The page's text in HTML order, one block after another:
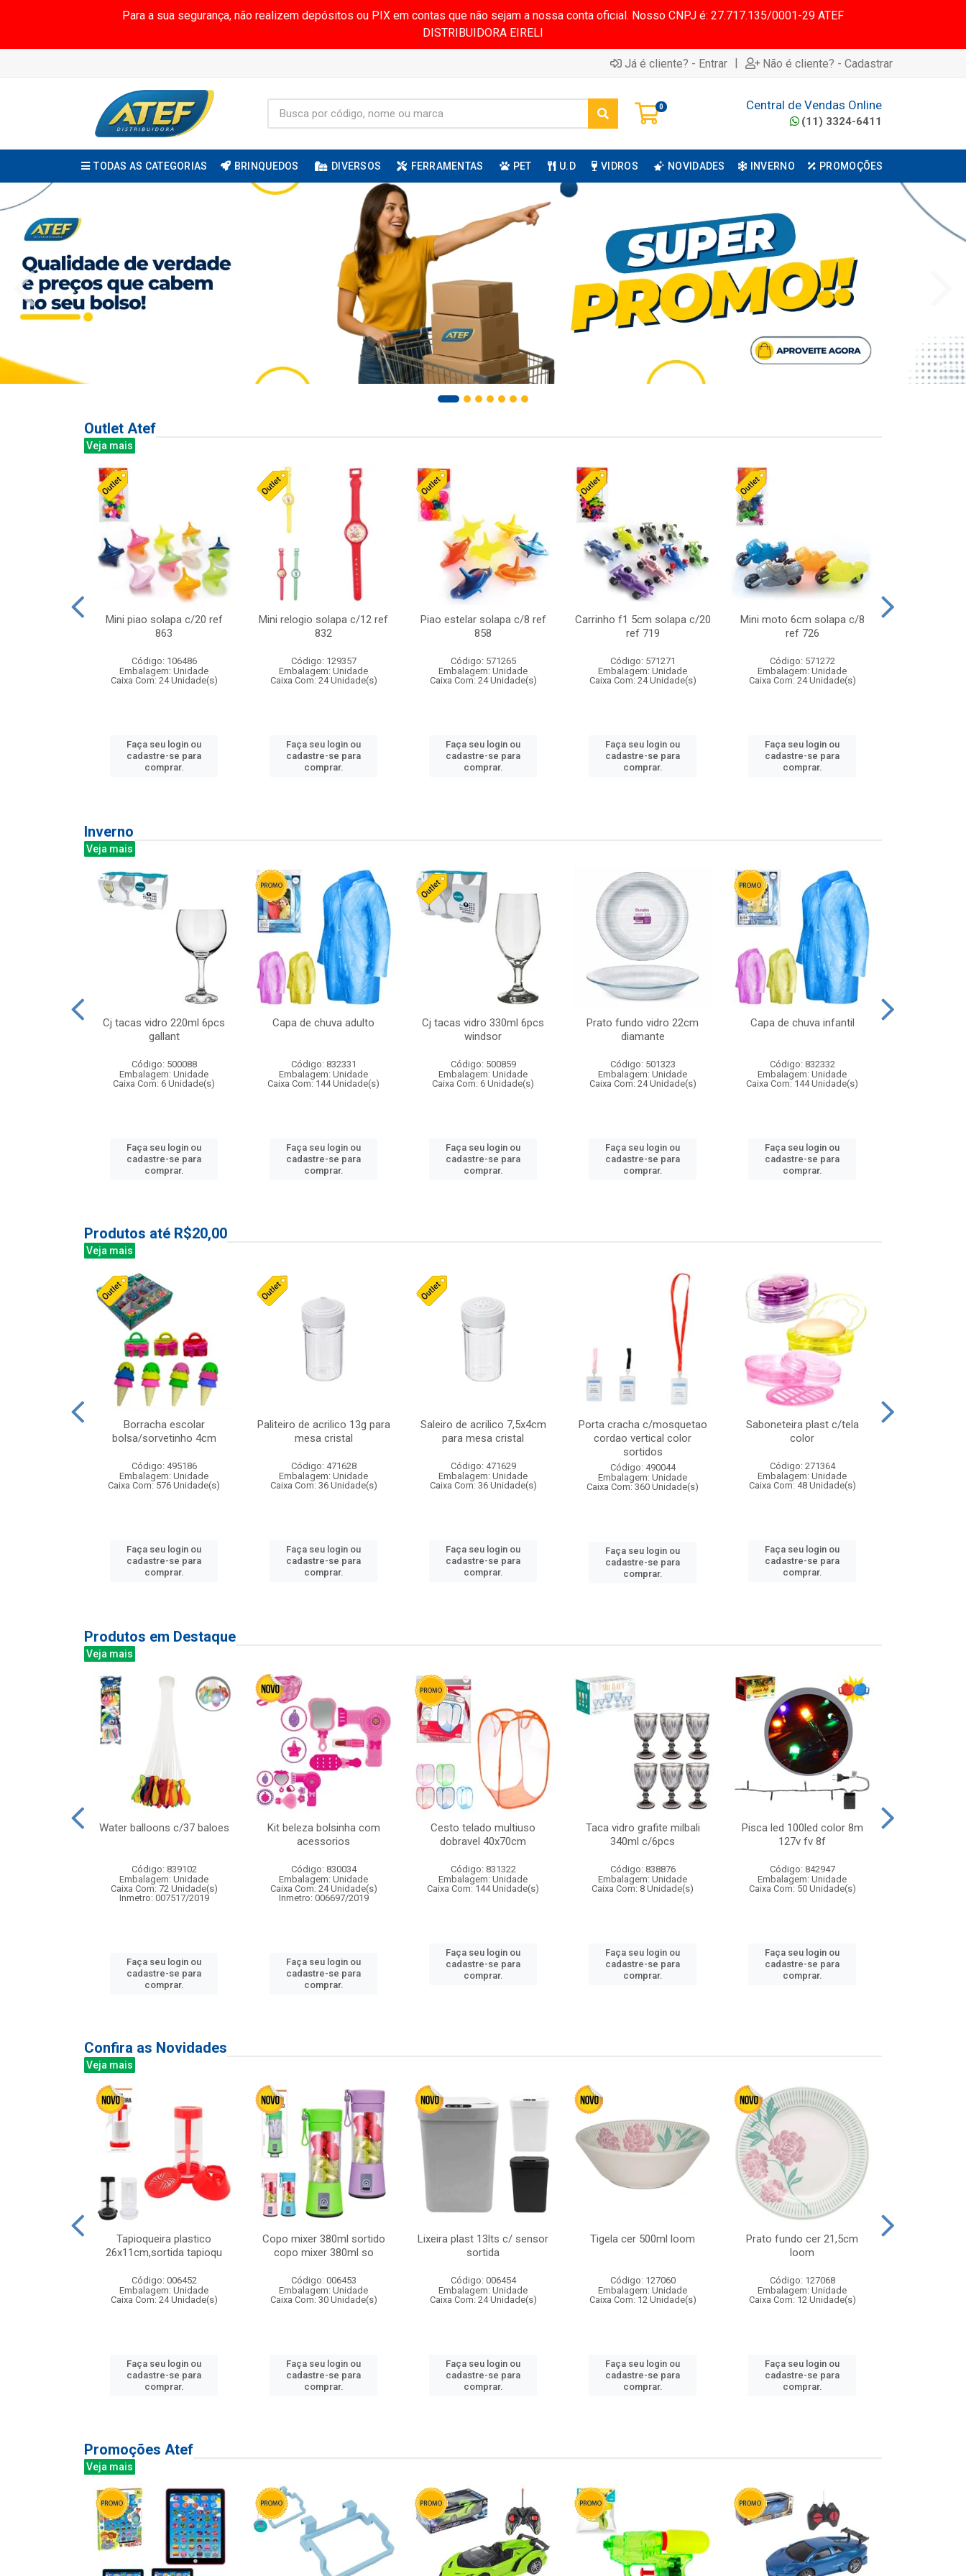
Para a sua segurança, não realizem depósitos ou PIX em contas que não sejam a nossa conta oficial. Nosso CNPJ é: 27.717.135/0001-29 ATEF
DISTRIBUIDORA EIRELI
Já é cliente? - Entrar | Não é cliente? - Cadastrar
0 Central de Vendas Online
(11) 3324-6411
TODAS AS CATEGORIAS BRINQUEDOS DIVERSOS FERRAMENTAS PET U.D VIDROS NOVIDADES INVERNO PROMOÇÕES
Outlet Atef
Veja mais
Mini piao solapa c/20 ref
863
Código: 106486
Embalagem: Unidade
Caixa Com: 24 Unidade(s)
Faça seu login ou
cadastre-se para
comprar.
Mini relogio solapa c/12 ref
832
Código: 129357
Embalagem: Unidade
Caixa Com: 24 Unidade(s)
Faça seu login ou
cadastre-se para
comprar.
Piao estelar solapa c/8 ref
858
Código: 571265
Embalagem: Unidade
Caixa Com: 24 Unidade(s)
Faça seu login ou
cadastre-se para
comprar.
Carrinho f1 5cm solapa c/20
ref 719
Código: 571271
Embalagem: Unidade
Caixa Com: 24 Unidade(s)
Faça seu login ou
cadastre-se para
comprar.
Mini moto 6cm solapa c/8
ref 726
Código: 571272
Embalagem: Unidade
Caixa Com: 24 Unidade(s)
Faça seu login ou
cadastre-se para
comprar.
Inverno
Veja mais
Cj tacas vidro 220ml 6pcs
gallant
Código: 500088
Embalagem: Unidade
Caixa Com: 6 Unidade(s)
Faça seu login ou
cadastre-se para
comprar.
Capa de chuva adulto
Código: 832331
Embalagem: Unidade
Caixa Com: 144 Unidade(s)
Faça seu login ou
cadastre-se para
comprar.
Cj tacas vidro 330ml 6pcs
windsor
Código: 500859
Embalagem: Unidade
Caixa Com: 6 Unidade(s)
Faça seu login ou
cadastre-se para
comprar.
Prato fundo vidro 22cm
diamante
Código: 501323
Embalagem: Unidade
Caixa Com: 24 Unidade(s)
Faça seu login ou
cadastre-se para
comprar.
Capa de chuva infantil
Código: 832332
Embalagem: Unidade
Caixa Com: 144 Unidade(s)
Faça seu login ou
cadastre-se para
comprar.
Produtos até R$20,00
Veja mais
Borracha escolar
bolsa/sorvetinho 4cm
Código: 495186
Embalagem: Unidade
Caixa Com: 576 Unidade(s)
Faça seu login ou
cadastre-se para
comprar.
Paliteiro de acrilico 13g para
mesa cristal
Código: 471628
Embalagem: Unidade
Caixa Com: 36 Unidade(s)
Faça seu login ou
cadastre-se para
comprar.
Saleiro de acrilico 7,5x4cm
para mesa cristal
Código: 471629
Embalagem: Unidade
Caixa Com: 36 Unidade(s)
Faça seu login ou
cadastre-se para
comprar.
Porta cracha c/mosquetao
cordao vertical color
sortidos
Código: 490044
Embalagem: Unidade
Caixa Com: 360 Unidade(s)
Faça seu login ou
cadastre-se para
comprar.
Saboneteira plast c/tela
color
Código: 271364
Embalagem: Unidade
Caixa Com: 48 Unidade(s)
Faça seu login ou
cadastre-se para
comprar.
Produtos em Destaque
Veja mais
Water balloons c/37 baloes
Código: 839102
Embalagem: Unidade
Caixa Com: 72 Unidade(s)
Inmetro: 007517/2019
Faça seu login ou
cadastre-se para
comprar.
Kit beleza bolsinha com
acessorios
Código: 830034
Embalagem: Unidade
Caixa Com: 24 Unidade(s)
Inmetro: 006697/2019
Faça seu login ou
cadastre-se para
comprar.
Cesto telado multiuso
dobravel 40x70cm
Código: 831322
Embalagem: Unidade
Caixa Com: 144 Unidade(s)
Faça seu login ou
cadastre-se para
comprar.
Taca vidro grafite milbali
340ml c/6pcs
Código: 838876
Embalagem: Unidade
Caixa Com: 8 Unidade(s)
Faça seu login ou
cadastre-se para
comprar.
Pisca led 100led color 8m
127v fv 8f
Código: 842947
Embalagem: Unidade
Caixa Com: 50 Unidade(s)
Faça seu login ou
cadastre-se para
comprar.
Confira as Novidades
Veja mais
Tapioqueira plastico
26x11cm,sortida tapioqu
Código: 006452
Embalagem: Unidade
Caixa Com: 24 Unidade(s)
Faça seu login ou
cadastre-se para
comprar.
Copo mixer 380ml sortido
copo mixer 380ml so
Código: 006453
Embalagem: Unidade
Caixa Com: 30 Unidade(s)
Faça seu login ou
cadastre-se para
comprar.
Lixeira plast 13lts c/ sensor
sortida
Código: 006454
Embalagem: Unidade
Caixa Com: 24 Unidade(s)
Faça seu login ou
cadastre-se para
comprar.
Tigela cer 500ml loom
Código: 127060
Embalagem: Unidade
Caixa Com: 12 Unidade(s)
Faça seu login ou
cadastre-se para
comprar.
Prato fundo cer 21,5cm
loom
Código: 127068
Embalagem: Unidade
Caixa Com: 12 Unidade(s)
Faça seu login ou
cadastre-se para
comprar.
Promoções Atef
Veja mais